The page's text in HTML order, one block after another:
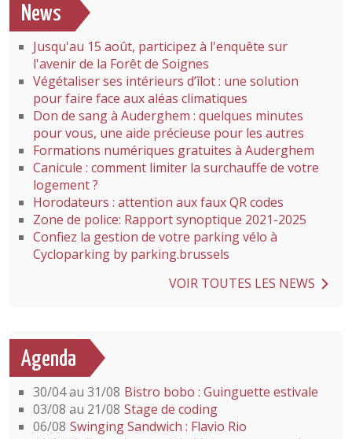
News
Jusqu'au 15 août, participez à l'enquête sur
l'avenir de la Forêt de Soignes
Végétaliser ses intérieurs d’îlot : une solution
pour faire face aux aléas climatiques
Don de sang à Auderghem : quelques minutes
pour vous, une aide précieuse pour les autres
Formations numériques gratuites à Auderghem
Canicule : comment limiter la surchauffe de votre
logement ?
Horodateurs : attention aux faux QR codes
Zone de police: Rapport synoptique 2021-2025
Confiez la gestion de votre parking vélo à
Cycloparking by parking.brussels
VOIR TOUTES LES NEWS
Agenda
30/04 au 31/08 Bistro bobo : Guinguette estivale
03/08 au 21/08 Stage de coding
06/08 Swinging Sandwich : Flavio Rio